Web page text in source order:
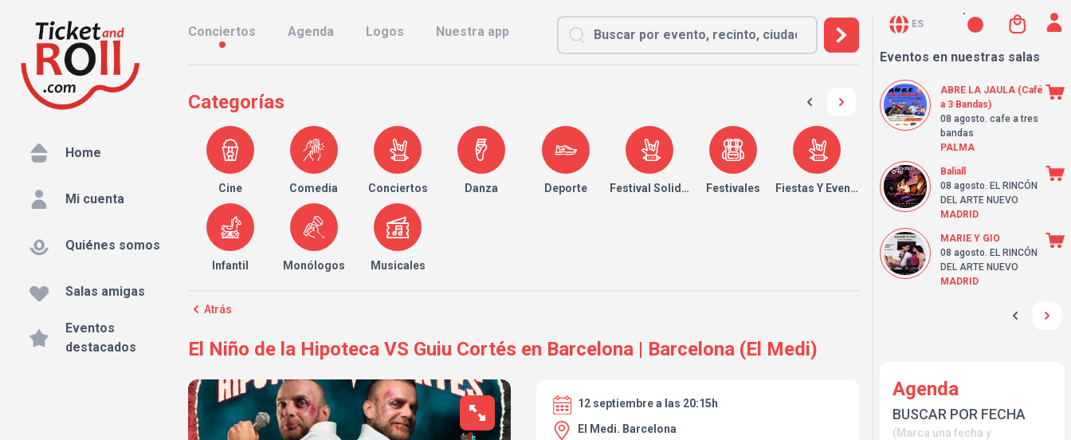
Home
Mi cuenta
Quiénes somos
Salas amigas
Eventos
destacados
Conciertos Agenda Logos Nuestra app
Categorías
Cine Comedia Conciertos Danza Deporte Festival Solidario Festivales Fiestas Y Eventos
Infantil Monólogos Musicales
Atrás
El Niño de la Hipoteca VS Guiu Cortés en Barcelona | Barcelona (El Medi)
12 septiembre a las 20:15h
El Medi. Barcelona
ES
Eventos en nuestras salas
ABRE LA JAULA (Café
a 3 Bandas)
08 agosto. cafe a tres
bandas
PALMA
Baliall
08 agosto. EL RINCÓN
DEL ARTE NUEVO
MADRID
MARIE Y GIO
08 agosto. EL RINCÓN
DEL ARTE NUEVO
MADRID
Agenda
BUSCAR POR FECHA
(Marca una fecha y